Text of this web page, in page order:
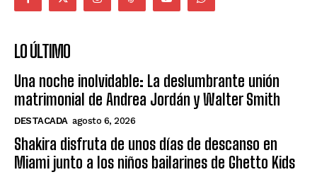
LO ÚLTIMO
Una noche inolvidable: La deslumbrante unión
matrimonial de Andrea Jordán y Walter Smith
DESTACADA agosto 6, 2026
Shakira disfruta de unos días de descanso en
Miami junto a los niños bailarines de Ghetto Kids